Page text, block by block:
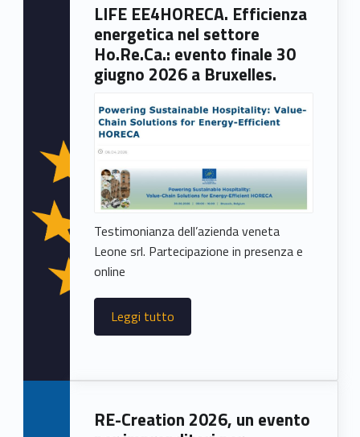
LIFE EE4HORECA. Efficienza
energetica nel settore
Ho.Re.Ca.: evento finale 30
giugno 2026 a Bruxelles.
Testimonianza dell’azienda veneta
Leone srl. Partecipazione in presenza e
online
Leggi tutto
RE-Creation 2026, un evento